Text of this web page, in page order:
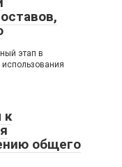
этап в
использования
к
общего